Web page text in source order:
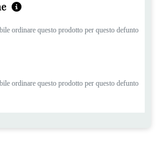
ordinare questo prodotto per questo defunto
ordinare questo prodotto per questo defunto